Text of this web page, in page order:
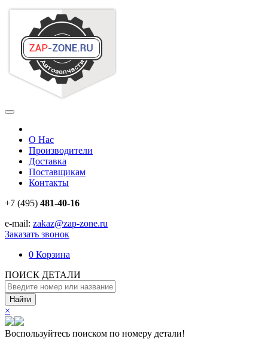
О Нас
Производители
Доставка
Поставщикам
Контакты
+7 (495) 481-40-16
e-mail: zakaz@zap-zone.ru
Заказать звонок
0 Корзина
ПОИСК ДЕТАЛИ
Найти
×
Воспользуйтесь поиском по номеру детали!